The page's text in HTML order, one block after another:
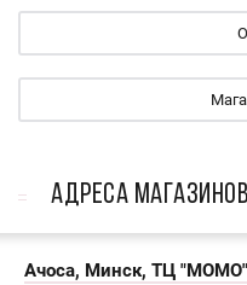
АДРЕСА
Ачоса, Минск, ТЦ "МОМО"